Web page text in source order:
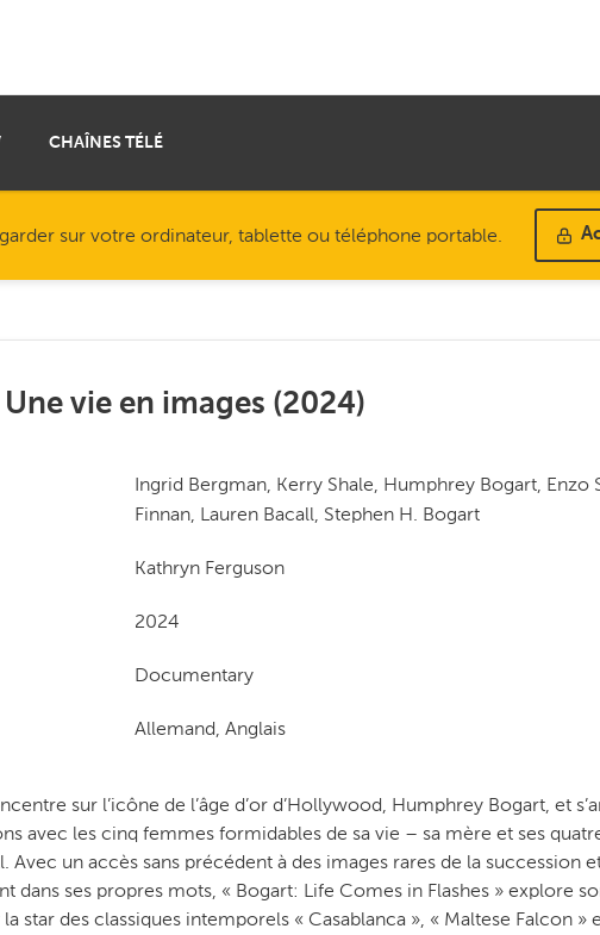
CHAÎNES TÉLÉ
sur votre ordinateur, tablette ou téléphone portable.
vie en images (2024)
Ingrid Bergman, Kerry Shale, Humphrey Bogart, Enzo
Finnan, Lauren Bacall, Stephen H. Bogart
Kathryn Ferguson
2024
Documentary
Allemand, Anglais
sur l’icône de l’âge d’or d’Hollywood, Humphrey Bogart, et
avec les cinq femmes formidables de sa vie – sa mère et ses
Avec un accès sans précédent à des images rares de la succession
dans ses propres mots, « Bogart: Life Comes in Flashes » explore
star des classiques intemporels « Casablanca », « Maltese Falcon »